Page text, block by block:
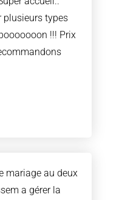
plusieurs types
!!! Prix
mariage au deux
a gérer la